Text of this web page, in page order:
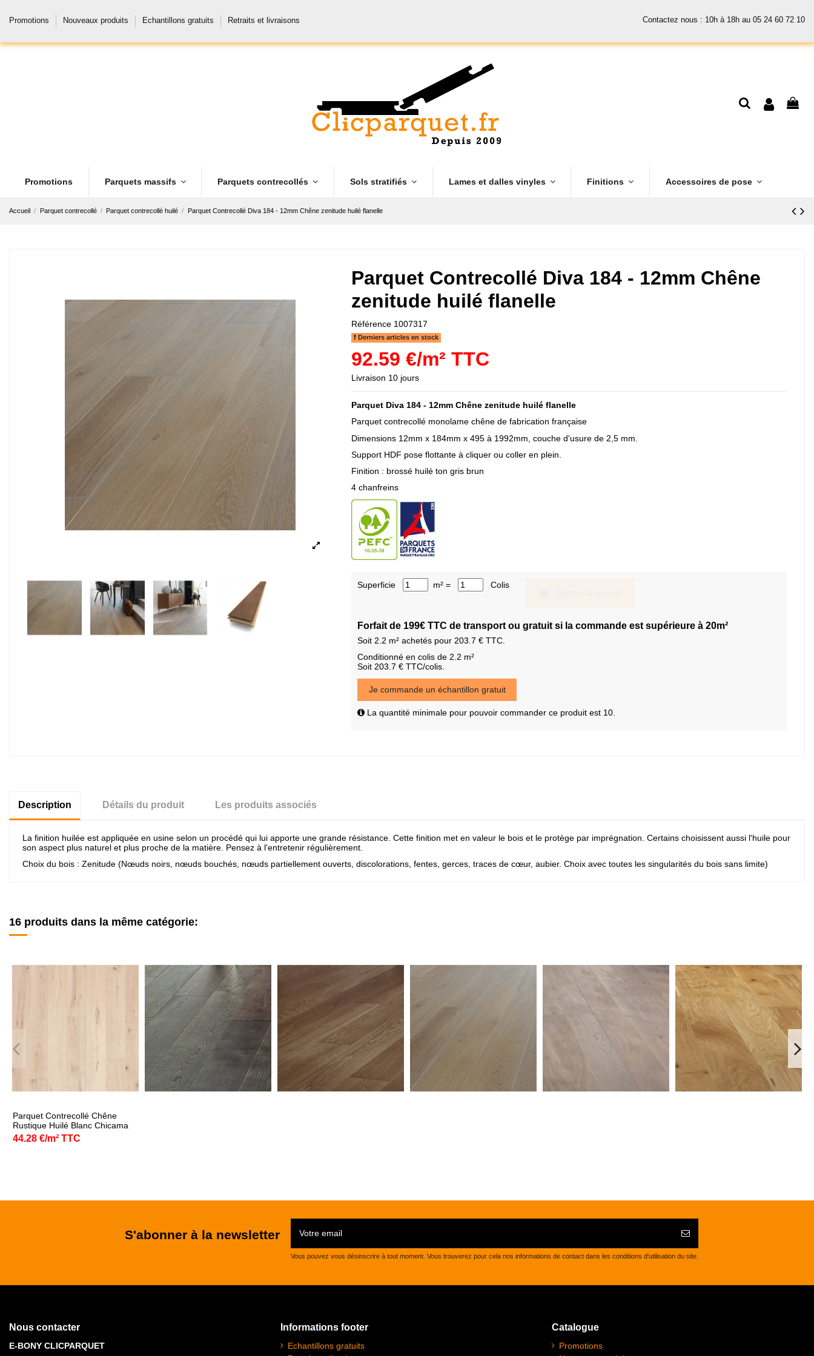
Promotions Nouveaux produits Echantillons gratuits Retraits et livraisons Contactez nous : 10h à 18h au 05 24 60 72 10
Promotions Parquets massifs Parquets contrecollés Sols stratifiés Lames et dalles vinyles Finitions Accessoires de pose
Accueil Parquet contrecollé Parquet contrecollé huilé Parquet Contrecollé Diva 184 - 12mm Chêne zenitude huilé flanelle
Parquet Contrecollé Diva 184 - 12mm Chêne
zenitude huilé flanelle
Référence 1007317
Derniers articles en stock
92.59 €/m² TTC
Livraison 10 jours
Parquet Diva 184 - 12mm Chêne zenitude huilé flanelle
Parquet contrecollé monolame chêne de fabrication française
Dimensions 12mm x 184mm x 495 à 1992mm, couche d'usure de 2,5 mm.
Support HDF pose flottante à cliquer ou coller en plein.
Finition : brossé huilé ton gris brun
4 chanfreins
Superficie m² =
Colis
Forfait de 199€ TTC de transport ou gratuit si la commande est supérieure à 20m²
Soit 2.2 m² achetés pour 203.7 € TTC.
Conditionné en colis de 2.2 m²
Soit 203.7 € TTC/colis.
Je commande un échantillon gratuit
La quantité minimale pour pouvoir commander ce produit est 10.
Description Détails du produit Les produits associés
La finition huilée est appliquée en usine selon un procédé qui lui apporte une grande résistance. Cette finition met en valeur le bois et le protège par imprégnation. Certains choisissent aussi l'huile pour
son aspect plus naturel et plus proche de la matière. Pensez à l'entretenir régulièrement.
Choix du bois : Zenitude (Nœuds noirs, nœuds bouchés, nœuds partiellement ouverts, discolorations, fentes, gerces, traces de cœur, aubier. Choix avec toutes les singularités du bois sans limite)
16 produits dans la même catégorie:
Parquet Contrecollé Chêne
Rustique Huilé Blanc Chicama
44.28 €/m² TTC
S'abonner à la newsletter
Vous pouvez vous désinscrire à tout moment. Vous trouverez pour cela nos informations de contact dans les conditions d'utilisation du site.
Nous contacter
E-BONY CLICPARQUET
Informations footer
Echantillons gratuits
Catalogue
Promotions